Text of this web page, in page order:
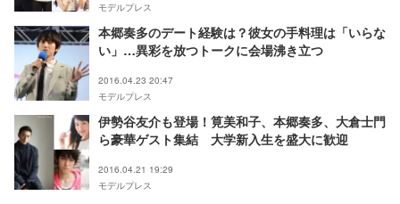
モデルプレス
本郷奏多のデート経験は？彼女の手料理は「いらな
い」…異彩を放つトークに会場沸き立つ
2016.04.23 20:47
モデルプレス
伊勢谷友介も登場！筧美和子、本郷奏多、大倉士門
ら豪華ゲスト集結 大学新入生を盛大に歓迎
2016.04.21 19:29
モデルプレス